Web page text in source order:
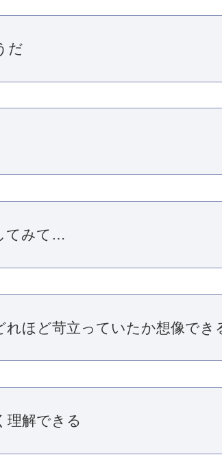
だ
てみて…
ほど苛立っていたか想像でき
理解できる